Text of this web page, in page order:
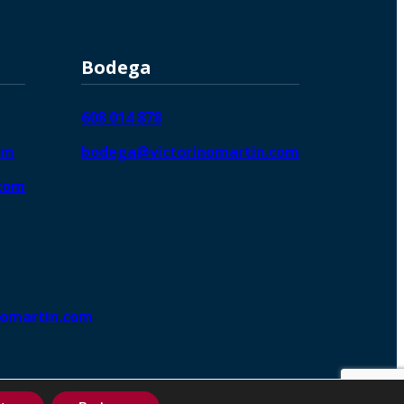
Bodega
608 014 878
bodega@victorinomartin.com
DigitalGrowthⓇ